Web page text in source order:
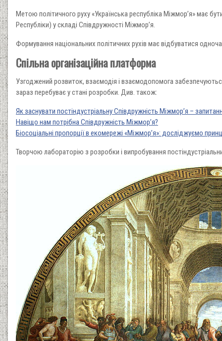
Метою політичного руху «Українська республіка Міжмор’я» має
Республіки) у складі Співдружності Міжмор’я.
Формування національних політичних рухів має відбуватися
Спільна організаційна платформа
Узгоджений розвиток, взаємодія і взаємодопомога
зараз перебуває у стані розробки. Див. також:
Як заснувати постіндустріальну Співдружність Міжмор’я –
Навіщо нам потрібна Співдружність Міжмор’я?
Біосоціальні пропорції в екомережі «Міжмор’я»: досліджуємо
Творчою лабораторію з розробки і випробування